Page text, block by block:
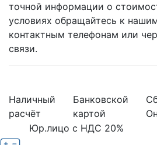
точной информации о
условиях обращайтесь к
контактным телефонам или
связи.
Наличный
расчёт
Банковской
картой
Юр.лицо с НДС 20%